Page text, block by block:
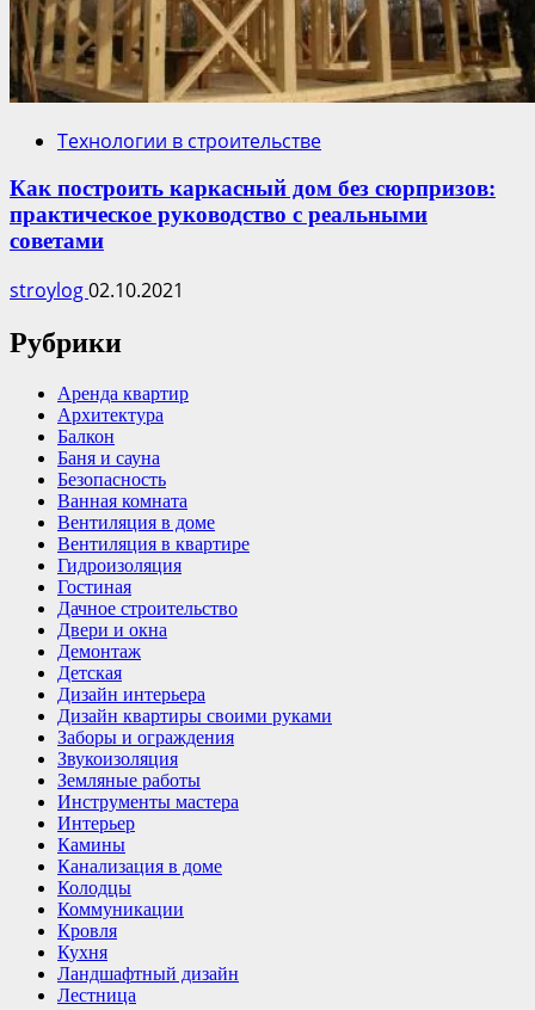
Технологии в строительстве
Как построить каркасный дом без сюрпризов:
практическое руководство с реальными
советами
stroylog02.10.2021
Рубрики
Аренда квартир
Архитектура
Балкон
Баня и сауна
Безопасность
Ванная комната
Вентиляция в доме
Вентиляция в квартире
Гидроизоляция
Гостиная
Дачное строительство
Двери и окна
Демонтаж
Детская
Дизайн интерьера
Дизайн квартиры своими руками
Заборы и ограждения
Звукоизоляция
Земляные работы
Инструменты мастера
Интерьер
Камины
Канализация в доме
Колодцы
Коммуникации
Кровля
Кухня
Ландшафтный дизайн
Лестница